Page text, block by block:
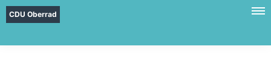
CDU Oberrad